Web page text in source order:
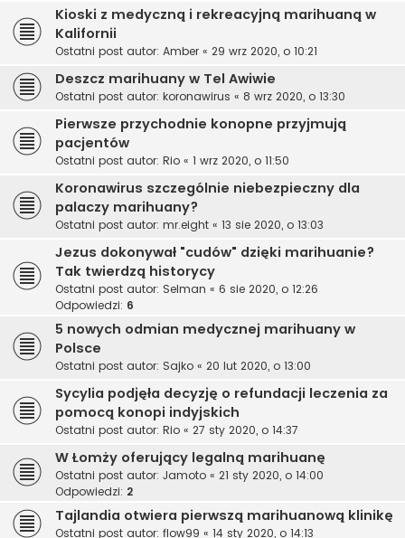
Kioski z medyczną i rekreacyjną marihuaną w
Kalifornii
Ostatni post autor: Amber « 29 wrz 2020, o 10:21
Deszcz marihuany w Tel Awiwie
Ostatni post autor: koronawirus « 8 wrz 2020, o 13:30
Pierwsze przychodnie konopne przyjmują
pacjentów
Ostatni post autor: Rio « 1 wrz 2020, o 11:50
Koronawirus szczególnie niebezpieczny dla
palaczy marihuany?
Ostatni post autor: mr.eight « 13 sie 2020, o 13:03
Jezus dokonywał "cudów" dzięki marihuanie?
Tak twierdzą historycy
Ostatni post autor: Selman « 6 sie 2020, o 12:26
Odpowiedzi: 6
5 nowych odmian medycznej marihuany w
Polsce
Ostatni post autor: Sajko « 20 lut 2020, o 13:00
Sycylia podjęła decyzję o refundacji leczenia za
pomocą konopi indyjskich
Ostatni post autor: Rio « 27 sty 2020, o 14:37
W Łomży oferujący legalną marihuanę
Ostatni post autor: Jamoto « 21 sty 2020, o 14:00
Odpowiedzi: 2
Tajlandia otwiera pierwszą marihuanową klinikę
Ostatni post autor: flow99 « 14 sty 2020, o 14:13